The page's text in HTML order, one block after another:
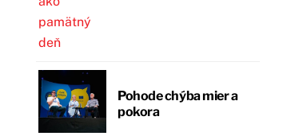
Pohode chýba mier a
pokora